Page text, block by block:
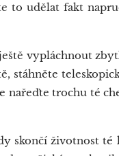
to udělat fakt
vypláchnout
stáhněte
nařeďte trochu té
skončí životnost